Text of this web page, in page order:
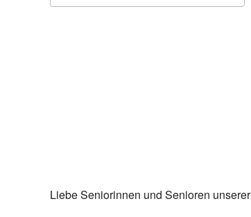
Liebe Seniorinnen und Senioren unserer